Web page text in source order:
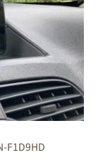
F1D9HD